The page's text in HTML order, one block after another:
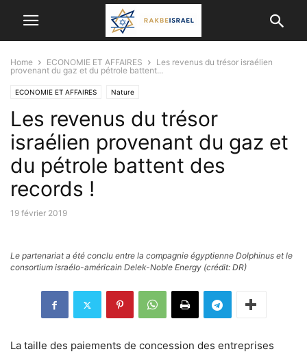
Home ECONOMIE ET ​​AFFAIRES
Les revenus du trésor israélien
provenant du gaz et du pétrole battent...
ECONOMIE ET ​​AFFAIRES Nature
Les revenus du trésor
israélien provenant du gaz et
du pétrole battent des
records !
19 février 2019
Le partenariat a été conclu entre la compagnie égyptienne Dolphinus et le
consortium israélo-américain Delek-Noble Energy (crédit: DR)
La taille des paiements de concession des entreprises